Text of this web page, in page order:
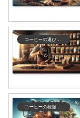
コーヒーの選び方と保存
コーヒーの種類と特徴